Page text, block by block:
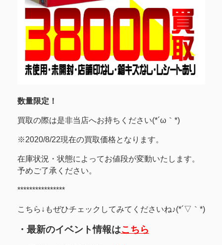
数量限定！
買取の際は是非当店へお持ちください(*´ω｀*)
※2020/8/22現在の買取価格となります。
在庫状況・状態によってお値段が変動いたします。
予めご了承ください。
****************
こちら↓もぜひチェックしてみてくださいね♪(*´▽｀*)
・最新のイベント情報はこちら